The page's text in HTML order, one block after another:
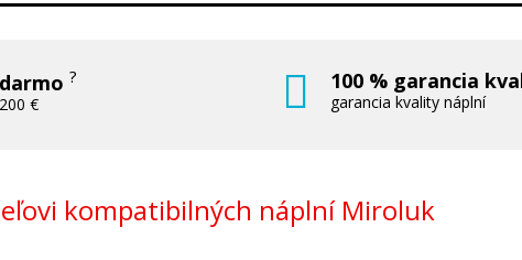
?
€
100 % garancia
garancia kvality náplní
kompatibilných náplní Miroluk